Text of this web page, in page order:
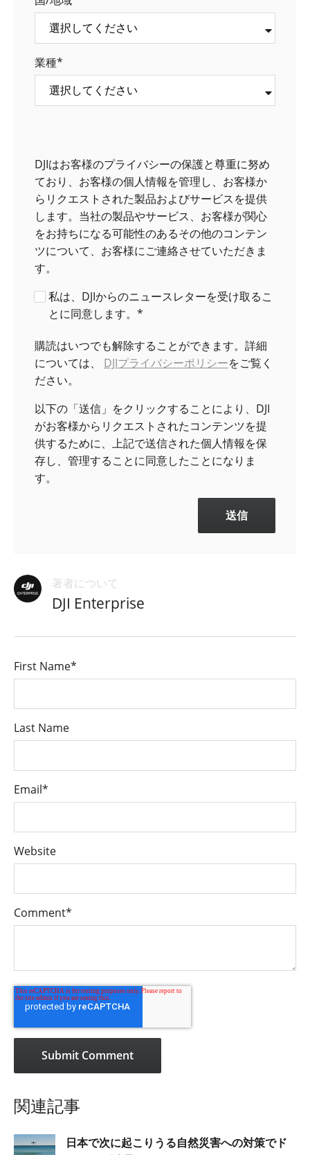
業種*
DJIはお客様のプライバシーの保護と尊重に努め
ており、お客様の個人情報を管理し、お客様か
らリクエストされた製品およびサービスを提供
します。当社の製品やサービス、お客様が関心
をお持ちになる可能性のあるその他のコンテン
ツについて、お客様にご連絡させていただきま
す。
私は、DJIからのニュースレターを受け取るこ
とに同意します。 *
購読はいつでも解除することができます。詳細
については、 DJIプライバシーポリシーをご覧く
ださい。
以下の「送信」をクリックすることにより、DJI
がお客様からリクエストされたコンテンツを提
供するために、上記で送信された個人情報を保
存し、管理することに同意したことになりま
す。
著者について
DJI Enterprise
First Name*
Last Name
Email*
Website
Comment*
関連記事
日本で次に起こりうる自然災害への対策でド